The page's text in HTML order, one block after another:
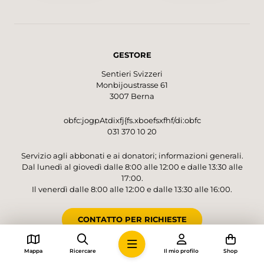
plötzlich der Autobahneinfahrt von St-Ursanne
gegenüber. Ein kurzer, lauter Abschnitt, bevor
die Wanderung mit dem imposanten
Eisenbahnviadukt Combe Maran, der
weiter flussabwärts gelegenen Altstädtchen
nochmals einige Höhepunkte liefert.
GESTORE
Sentieri Svizzeri
Monbijoustrasse 61
3007 Berna
obfc:jogpAtdixfj{fs.xboefsxfhf/di:obfc
031 370 10 20
Servizio agli abbonati e ai donatori; informazioni generali.
Dal lunedì al giovedì dalle 8:00 alle 12:00 e dalle 13:30 alle
17:00.
Il venerdì dalle 8:00 alle 12:00 e dalle 13:30 alle 16:00.
CONTATTO PER RICHIESTE
Mappa Ricercare Il mio profilo Shop